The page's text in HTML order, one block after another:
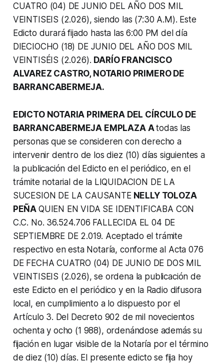
CUATRO (04) DE JUNIO DEL AÑO DOS MIL
VEINTISEIS (2.026), siendo las (7:30 A.M). Este
Edicto durará fijado hasta las 6:00 PM del día
DIECIOCHO (18) DE JUNIO DEL AÑO DOS MIL
VEINTISÉIS (2.026). DARÍO FRANCISCO
ALVAREZ CASTRO, NOTARIO PRIMERO DE
BARRANCABERMEJA.
EDICTO NOTARIA PRIMERA DEL CÍRCULO DE
BARRANCABERMEJA EMPLAZA Atodas las
personas que se consideren con derecho a
intervenir dentro de los diez (10) días siguientes a
la publicación del Edicto en el periódico, en el
trámite notarial de la LIQUIDACION DE LA
SUCESION DE LA CAUSANTE NELLY TOLOZA
PEÑA QUIEN EN VIDA SE IDENTIFICABA CON
C.C. No. 36.524.706 FALLECIDA EL 04 DE
SEPTIEMBRE DE 2.019. Aceptado el trámite
respectivo en esta Notaría, conforme al Acta 076
DE FECHA CUATRO (04) DE JUNIO DE DOS MIL
VEINTISEIS (2.026), se ordena la publicación de
este Edicto en el periódico y en la Radio difusora
local, en cumplimiento a lo dispuesto por el
Artículo 3. Del Decreto 902 de mil novecientos
ochenta y ocho (1 988), ordenándose además su
fijación en lugar visible de la Notaría por el término
de diez (10) días. El presente edicto se fija hoy